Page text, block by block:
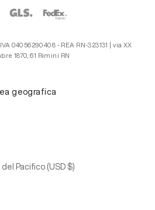
04056290408 - REA RN-323131 | via XX
1870, 61 Rimini RN
geografica
Pacifico (USD $)